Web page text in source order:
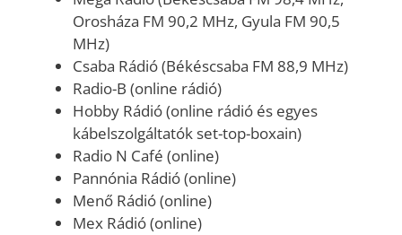
Orosháza FM 90,2 MHz, Gyula FM 90,5
MHz)
Csaba Rádió (Békéscsaba FM 88,9 MHz)
Radio-B (online rádió)
Hobby Rádió (online rádió és egyes
kábelszolgáltatók set-top-boxain)
Radio N Café (online)
Pannónia Rádió (online)
Menő Rádió (online)
Mex Rádió (online)